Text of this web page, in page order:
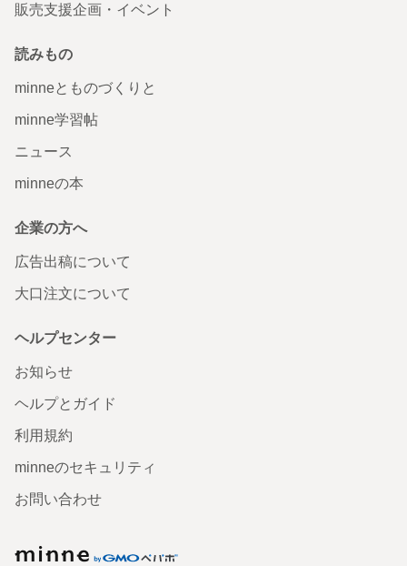
販売支援企画・イベント
読みもの
minneとものづくりと
minne学習帖
ニュース
minneの本
企業の方へ
広告出稿について
大口注文について
ヘルプセンター
お知らせ
ヘルプとガイド
利用規約
minneのセキュリティ
お問い合わせ